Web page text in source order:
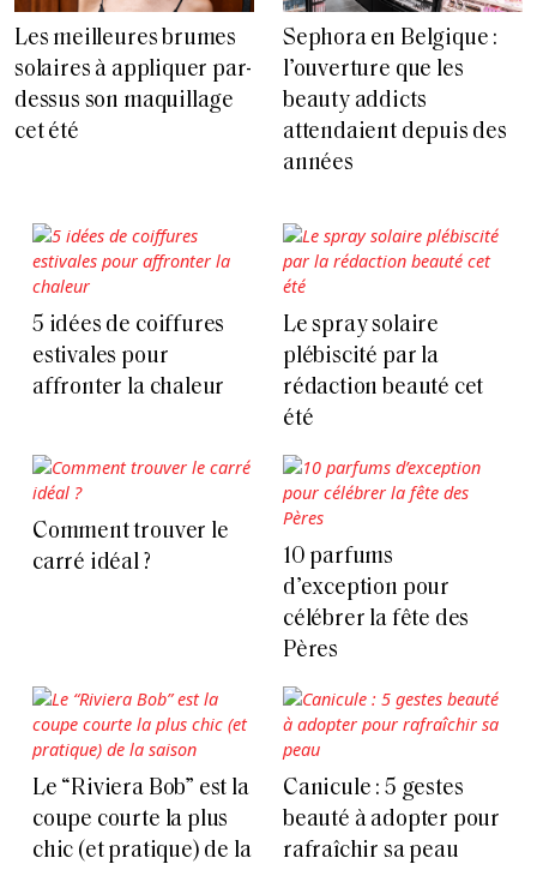
Les meilleures brumes
solaires à appliquer par-
dessus son maquillage
cet été
Sephora en Belgique :
l’ouverture que les
beauty addicts
attendaient depuis des
années
5 idées de coiffures
estivales pour
affronter la chaleur
Le spray solaire
plébiscité par la
rédaction beauté cet
été
Comment trouver le
carré idéal ?
10 parfums
d’exception pour
célébrer la fête des
Pères
Le “Riviera Bob” est la
coupe courte la plus
chic (et pratique) de la
Canicule : 5 gestes
beauté à adopter pour
rafraîchir sa peau